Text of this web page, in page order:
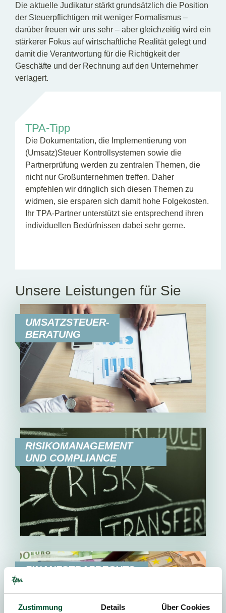
Zustimmung Details Über Cookies
Die aktuelle Judikatur stärkt grundsätzlich die Position
der Steuerpflichtigen mit weniger Formalismus –
darüber freuen wir uns sehr – aber gleichzeitig wird ein
stärkerer Fokus auf wirtschaftliche Realität gelegt und
damit die Verantwortung für die Richtigkeit der
Geschäfte und der Rechnung auf den Unternehmer
verlagert.
TPA-Tipp
Die Dokumentation, die Implementierung von
(Umsatz)Steuer Kontrollsystemen sowie die
Partnerprüfung werden zu zentralen Themen, die
nicht nur Großunternehmen treffen. Daher
empfehlen wir dringlich sich diesen Themen zu
widmen, sie ersparen sich damit hohe Folgekosten.
Ihr TPA-Partner unterstützt sie entsprechend ihren
individuellen Bedürfnissen dabei sehr gerne.
Unsere Leistungen für Sie
UMSATZSTEUER-
BERATUNG
RISIKOMANAGEMENT
UND COMPLIANCE
FINANZSTRAFRECHTS-